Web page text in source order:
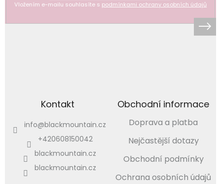
Vložením e-mailu souhlasíte s podmínkami ochrany osobních údajů
Kontakt
info@blackmountain.cz
+420608150042
blackmountain.cz
blackmountain.cz
Obchodní informace
Doprava a platba
Nejčastější dotazy
Obchodní podmínky
Ochrana osobních údajů